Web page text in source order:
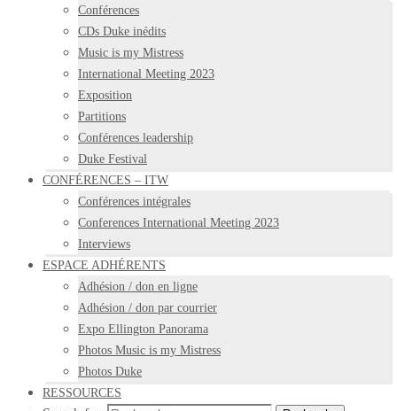
Conférences
CDs Duke inédits
Music is my Mistress
International Meeting 2023
Exposition
Partitions
Conférences leadership
Duke Festival
CONFÉRENCES – ITW
Conférences intégrales
Conferences International Meeting 2023
Interviews
ESPACE ADHÉRENTS
Adhésion / don en ligne
Adhésion / don par courrier
Expo Ellington Panorama
Photos Music is my Mistress
Photos Duke
RESSOURCES